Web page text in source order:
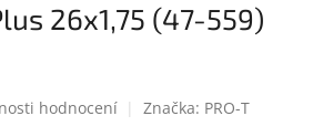
26x1,75 (47-559)
hodnocení Značka: PRO-T